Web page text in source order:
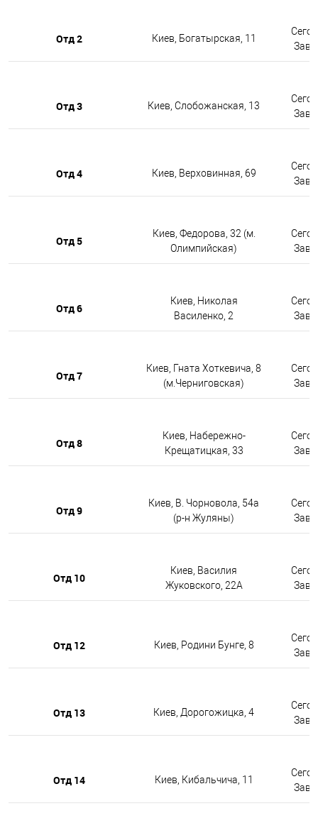
Отд 2 Киев, Богатырская, 11
Отд 3 Киев, Слобожанская, 13
Отд 4 Киев, Верховинная, 69
Отд 5
Киев, Федорова, 32 (м.
Олимпийская)
Отд 6
Киев, Николая
Василенко, 2
Отд 7
Киев, Гната Хоткевича, 8
(м.Черниговская)
Отд 8
Киев, Набережно-
Крещатицкая, 33
Отд 9
Киев, В. Чорновола, 54а
(р-н Жуляны)
Отд 10
Киев, Василия
Жуковского, 22А
Отд 12 Киев, Родини Бунге, 8
Отд 13 Киев, Дорогожицка, 4
Отд 14 Киев, Кибальчича, 11